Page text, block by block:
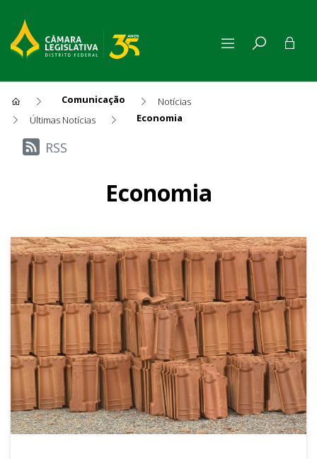
Comunicação
Notícias
Últimas Notícias
Economia
Últimas Notícias
RSS
Economia